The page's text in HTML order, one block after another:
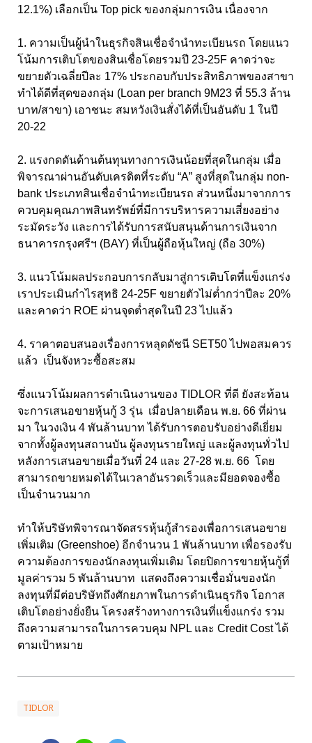
12.1%) เลือกเป็น Top pick ของกลุ่มการเงิน เนื่องจาก
1. ความเป็นผู้นำในธุรกิจสินเชื่อจำนำทะเบียนรถ โดยแนว
โน้มการเติบโตของสินเชื่อโดยรวมปี 23-25F คาดว่าจะ
ขยายตัวเฉลี่ยปีละ 17% ประกอบกับประสิทธิภาพของสาขา
ทำได้ดีที่สุดของกลุ่ม (Loan per branch 9M23 ที่ 55.3 ล้าน
บาท/สาขา) เอาชนะ สมหวังเงินสั่งได้ที่เป็นอันดับ 1 ในปี
20-22
2. แรงกดดันด้านต้นทุนทางการเงินน้อยที่สุดในกลุ่ม เมื่อ
พิจารณาผ่านอันดับเครดิตที่ระดับ “A” สูงที่สุดในกลุ่ม non-
bank ประเภทสินเชื่อจำนำทะเบียนรถ ส่วนหนึ่งมาจากการ
ควบคุมคุณภาพสินทรัพย์ที่มีการบริหารความเสี่ยงอย่าง
ระมัดระวัง และการได้รับการสนับสนุนด้านการเงินจาก
ธนาคารกรุงศรีฯ (BAY) ที่เป็นผู้ถือหุ้นใหญ่ (ถือ 30%)
3. แนวโน้มผลประกอบการกลับมาสู่การเติบโตที่แข็งแกร่ง
เราประเมินกำไรสุทธิ 24-25F ขยายตัวไม่ต่ำกว่าปีละ 20%
และคาดว่า ROE ผ่านจุดต่ำสุดในปี 23 ไปแล้ว
4. ราคาตอบสนองเรื่องการหลุดดัชนี SET50 ไปพอสมควร
แล้ว เป็นจังหวะซื้อสะสม
ซึ่งแนวโน้มผลการดำเนินงานของ TIDLOR ที่ดี ยังสะท้อน
จะการเสนอขายหุ้นกู้ 3 รุ่น เมื่อปลายเดือน พ.ย. 66 ที่ผ่าน
มา ในวงเงิน 4 พันล้านบาท ได้รับการตอบรับอย่างดีเยี่ยม
จากทั้งผู้ลงทุนสถานบัน ผู้ลงทุนรายใหญ่ และผู้ลงทุนทั่วไป
หลังการเสนอขายเมื่อวันที่ 24 และ 27-28 พ.ย. 66 โดย
สามารถขายหมดได้ในเวลาอันรวดเร็วและมียอดจองซื้อ
เป็นจำนวนมาก
ทำให้บริษัทพิจารณาจัดสรรหุ้นกู้สำรองเพื่อการเสนอขาย
เพิ่มเติม (Greenshoe) อีกจำนวน 1 พันล้านบาท เพื่อรองรับ
ความต้องการของนักลงทุนเพิ่มเติม โดยปิดการขายหุ้นกู้ที่
มูลค่ารวม 5 พันล้านบาท แสดงถึงความเชื่อมั่นของนัก
ลงทุนที่มีต่อบริษัทถึงศักยภาพในการดำเนินธุรกิจ โอกาส
เติบโตอย่างยั่งยืน โครงสร้างทางการเงินที่แข็งแกร่ง รวม
ถึงความสามารถในการควบคุม NPL และ Credit Cost ได้
ตามเป้าหมาย
TIDLOR